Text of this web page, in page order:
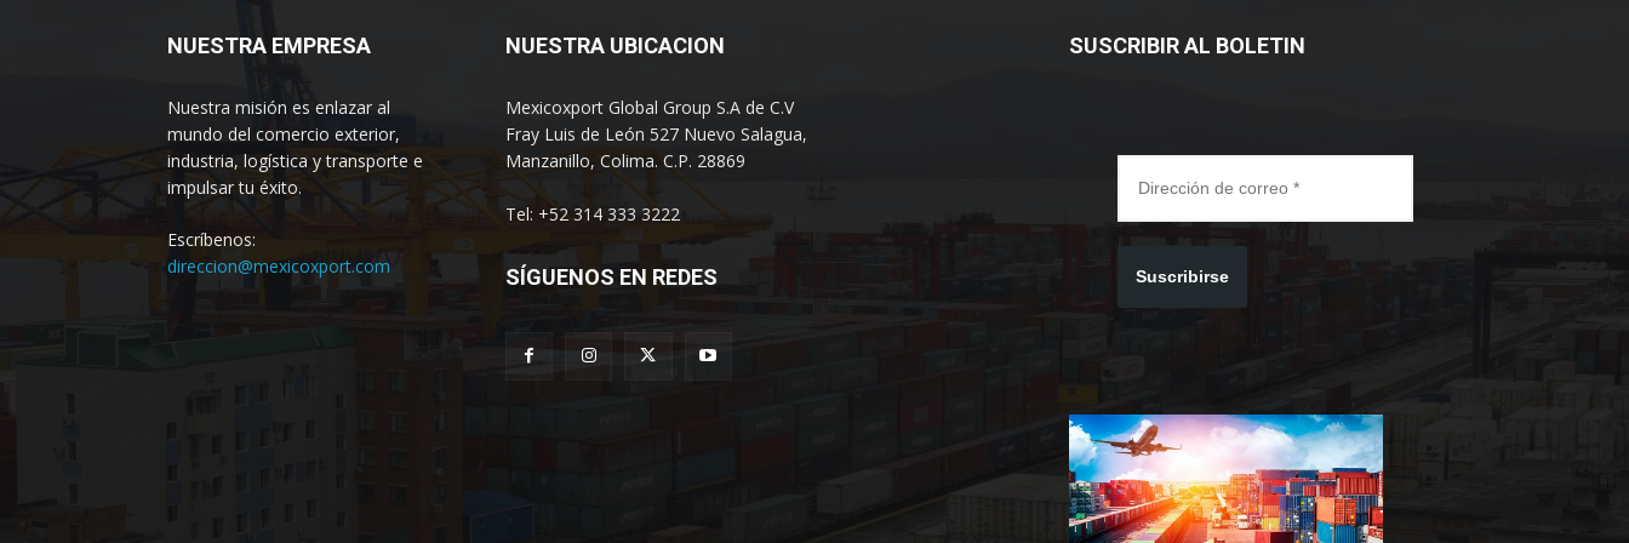
NUESTRA EMPRESA
Nuestra misión es enlazar al
mundo del comercio exterior,
industria, logística y transporte e
impulsar tu éxito.
Escríbenos:
direccion@mexicoxport.com
NUESTRA UBICACION
Mexicoxport Global Group S.A de C.V
Fray Luis de León 527 Nuevo Salagua,
Manzanillo, Colima. C.P. 28869
Tel: +52 314 333 3222
SÍGUENOS EN REDES
SUSCRIBIR AL BOLETIN
Suscribirse